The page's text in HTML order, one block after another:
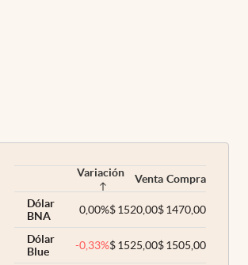
Variación Venta Compra
Dólar
BNA
0,00%$1520,00$1470,00
Dólar
Blue
-0,33%$1525,00$1505,00